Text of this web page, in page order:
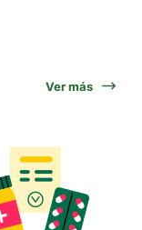
Ver más